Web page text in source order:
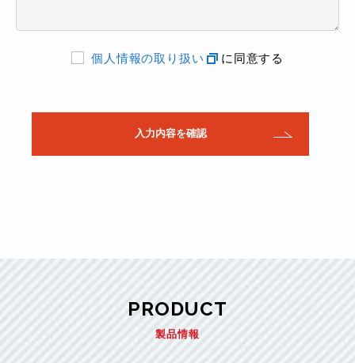
個人情報の取り扱い に同意する
PRODUCT
製品情報